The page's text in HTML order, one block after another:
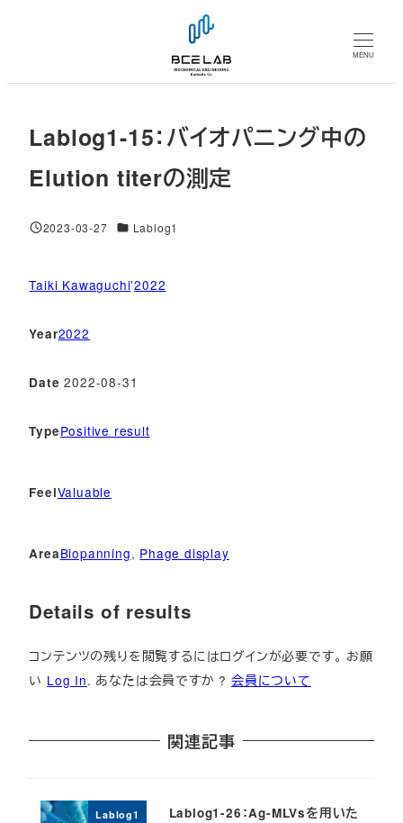
MENU
Lablog1-15：バイオパニング中の
Elution titerの測定
投稿日
2023-03-27 対象DBLablog1
Taiki Kawaguchi'2022
Year2022
Date 2022-08-31
TypePositive result
FeelValuable
AreaBiopanning, Phage display
Details of results
コンテンツの残りを閲覧するにはログインが必要です。 お願
い Log In. あなたは会員ですか ?会員について
関連記事
Lablog1
Lablog1-26：Ag-MLVsを用いた